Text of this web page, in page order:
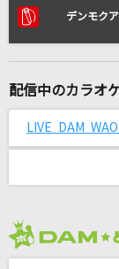
リ
HOWEVER
怪獣の花唄
デンモク
配信中のカラオ
LIVE DAM